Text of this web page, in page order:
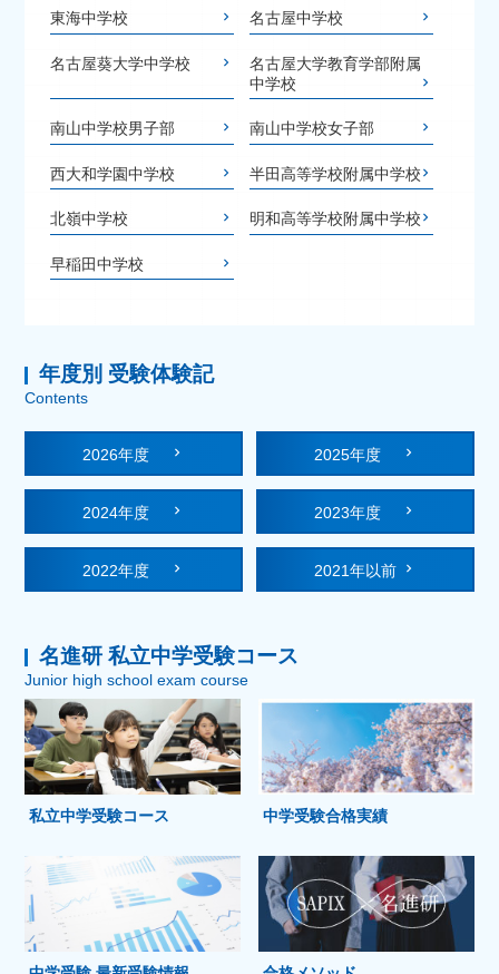
東海中学校 名古屋中学校
名古屋葵大学中学校
名古屋大学教育学部附属
中学校
南山中学校男子部 南山中学校女子部
西大和学園中学校 半田高等学校附属中学校
北嶺中学校 明和高等学校附属中学校
早稲田中学校
年度別 受験体験記
Contents
2026年度 2025年度
2024年度 2023年度
2022年度 2021年以前
名進研 私立中学受験コース
Junior high school exam course
私立中学受験コース 中学受験合格実績